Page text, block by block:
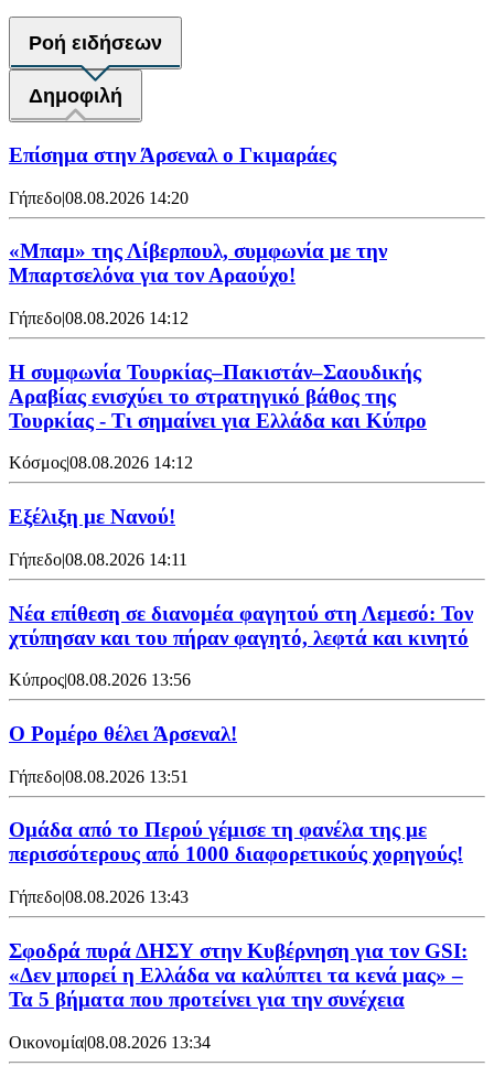
Ροή ειδήσεων
Δημοφιλή
Επίσημα στην Άρσεναλ ο Γκιμαράες
Γήπεδο|08.08.2026 14:20
«Μπαμ» της Λίβερπουλ, συμφωνία με την
Μπαρτσελόνα για τον Αραούχο!
Γήπεδο|08.08.2026 14:12
Η συμφωνία Τουρκίας–Πακιστάν–Σαουδικής
Αραβίας ενισχύει το στρατηγικό βάθος της
Τουρκίας - Τι σημαίνει για Ελλάδα και Κύπρο
Κόσμος|08.08.2026 14:12
Εξέλιξη με Νανού!
Γήπεδο|08.08.2026 14:11
Νέα επίθεση σε διανομέα φαγητού στη Λεμεσό: Τον
χτύπησαν και του πήραν φαγητό, λεφτά και κινητό
Κύπρος|08.08.2026 13:56
Ο Ρομέρο θέλει Άρσεναλ!
Γήπεδο|08.08.2026 13:51
Ομάδα από το Περού γέμισε τη φανέλα της με
περισσότερους από 1000 διαφορετικούς χορηγούς!
Γήπεδο|08.08.2026 13:43
Σφοδρά πυρά ΔΗΣΥ στην Κυβέρνηση για τον GSI:
«Δεν μπορεί η Ελλάδα να καλύπτει τα κενά μας» –
Τα 5 βήματα που προτείνει για την συνέχεια
Οικονομία|08.08.2026 13:34